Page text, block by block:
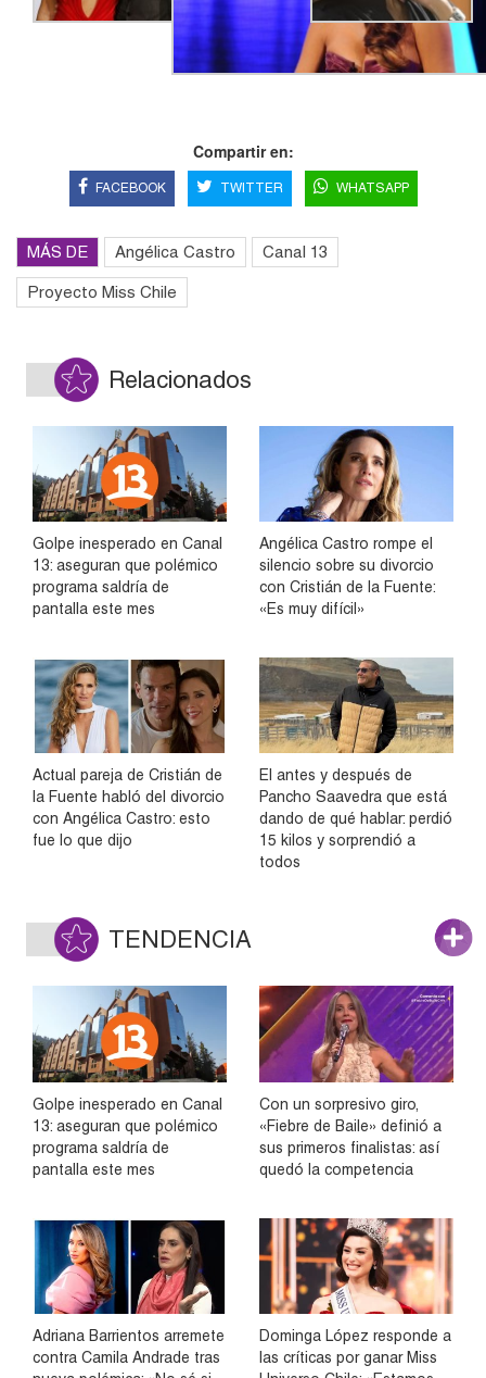
Compartir en:
FACEBOOK TWITTER WHATSAPP
MÁS DE Angélica Castro Canal 13
Proyecto Miss Chile
Relacionados
Golpe inesperado en Canal
13: aseguran que polémico
programa saldría de
pantalla este mes
Angélica Castro rompe el
silencio sobre su divorcio
con Cristián de la Fuente:
«Es muy difícil»
Actual pareja de Cristián de
la Fuente habló del divorcio
con Angélica Castro: esto
fue lo que dijo
El antes y después de
Pancho Saavedra que está
dando de qué hablar: perdió
15 kilos y sorprendió a
todos
TENDENCIA
Golpe inesperado en Canal
13: aseguran que polémico
programa saldría de
pantalla este mes
Con un sorpresivo giro,
«Fiebre de Baile» definió a
sus primeros finalistas: así
quedó la competencia
Adriana Barrientos arremete
contra Camila Andrade tras
Dominga López responde a
las críticas por ganar Miss